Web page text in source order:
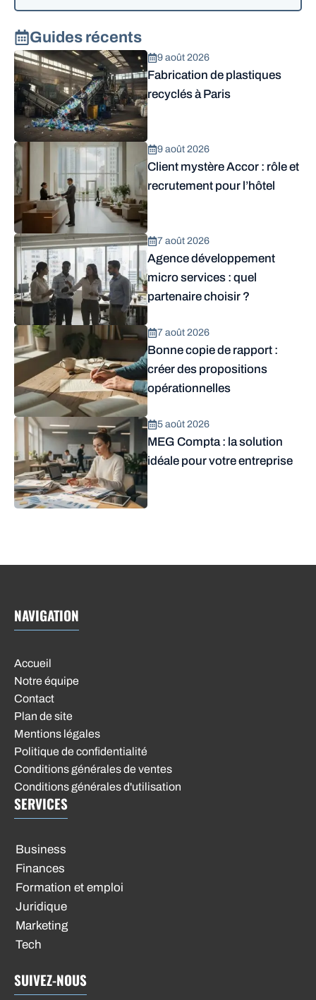
Guides récents
9 août 2026
Fabrication de plastiques
recyclés à Paris
9 août 2026
Client mystère Accor : rôle et
recrutement pour l’hôtel
7 août 2026
Agence développement
micro services : quel
partenaire choisir ?
7 août 2026
Bonne copie de rapport :
créer des propositions
opérationnelles
5 août 2026
MEG Compta : la solution
idéale pour votre entreprise
NAVIGATION
Accueil
Notre équipe
Contact
Plan de site
Mentions légales
Politique de confidentialité
Conditions générales de ventes
Conditions générales d'utilisation
SERVICES
Business
Finances
Formation et emploi
Juridique
Marketing
Tech
SUIVEZ-NOUS